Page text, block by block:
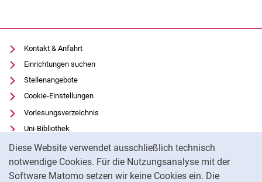
Diese Website verwendet ausschließlich technisch
notwendige Cookies. Für die Nutzungsanalyse mit der
Software Matomo setzen wir keine Cookies ein. Die
Kontakt & Anfahrt
Einrichtungen suchen
Stellenangebote
Cookie-Einstellungen
Vorlesungsverzeichnis
Uni-Bibliothek
Moodle
Panopto
Datenschutz